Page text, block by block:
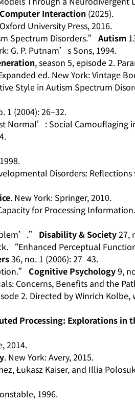
Interaction (2025).
University Press, 2016.
Spectrum Disorders.”Autism
G. P. Putnam’s Sons, 1994.
, season 5, episode 2.
ed. New York: Vintage
Style in Autism Spectrum
1 (2004): 26–32.
Normal’: Social Camouflaging
Disorders:
. New York: Springer, 2010.
for Processing
Disability & Society27,
“Enhanced Perceptual
36, no. 1 (2006): 27–43.
Cognitive Psychology9,
Concerns, Benefits and the
2. Directed by Winrich
Processing: Explorations
2014.
. New York: Avery, 2015.
Łukasz Kaiser, and Illia
1996.